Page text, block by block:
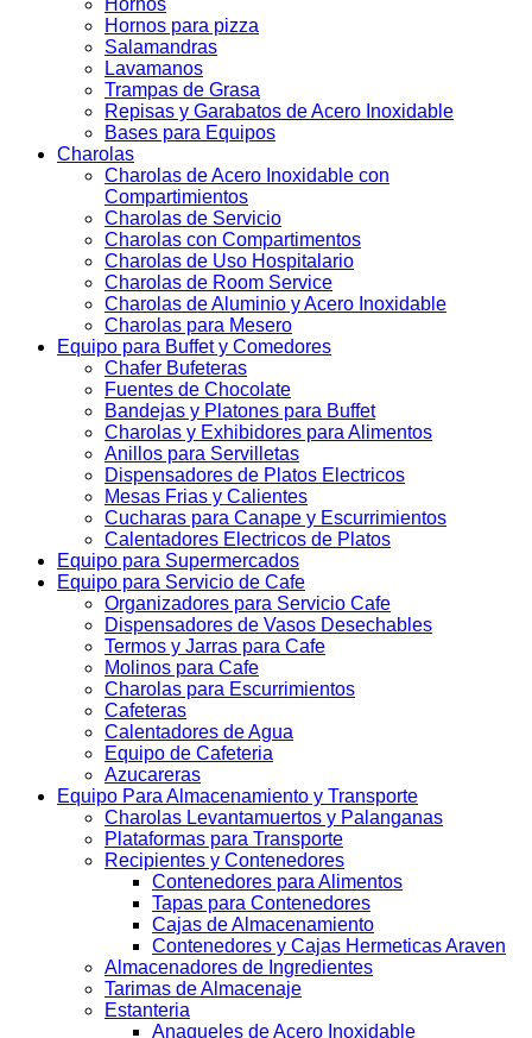
Hornos
Hornos para pizza
Salamandras
Lavamanos
Trampas de Grasa
Repisas y Garabatos de Acero Inoxidable
Bases para Equipos
Charolas
Charolas de Acero Inoxidable con
Compartimientos
Charolas de Servicio
Charolas con Compartimentos
Charolas de Uso Hospitalario
Charolas de Room Service
Charolas de Aluminio y Acero Inoxidable
Charolas para Mesero
Equipo para Buffet y Comedores
Chafer Bufeteras
Fuentes de Chocolate
Bandejas y Platones para Buffet
Charolas y Exhibidores para Alimentos
Anillos para Servilletas
Dispensadores de Platos Electricos
Mesas Frias y Calientes
Cucharas para Canape y Escurrimientos
Calentadores Electricos de Platos
Equipo para Supermercados
Equipo para Servicio de Cafe
Organizadores para Servicio Cafe
Dispensadores de Vasos Desechables
Termos y Jarras para Cafe
Molinos para Cafe
Charolas para Escurrimientos
Cafeteras
Calentadores de Agua
Equipo de Cafeteria
Azucareras
Equipo Para Almacenamiento y Transporte
Charolas Levantamuertos y Palanganas
Plataformas para Transporte
Recipientes y Contenedores
Contenedores para Alimentos
Tapas para Contenedores
Cajas de Almacenamiento
Contenedores y Cajas Hermeticas Araven
Almacenadores de Ingredientes
Tarimas de Almacenaje
Estanteria
Anaqueles de Acero Inoxidable